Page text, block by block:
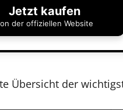
Jetzt kaufen
der offiziellen Website
Übersicht der